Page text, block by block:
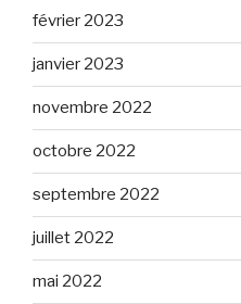
février 2023
janvier 2023
novembre 2022
octobre 2022
septembre 2022
juillet 2022
mai 2022